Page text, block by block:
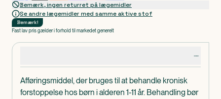
Afføringsmiddel, der bruges til at behandle kronisk
forstoppelse hos børn i alderen 1-11 år. Behandling bør
Bemærk, ingen returret på lægemidler
Se andre lægemidler med samme aktive stof
Bemærk!
Fast lav pris gælder i forhold til markedet generelt